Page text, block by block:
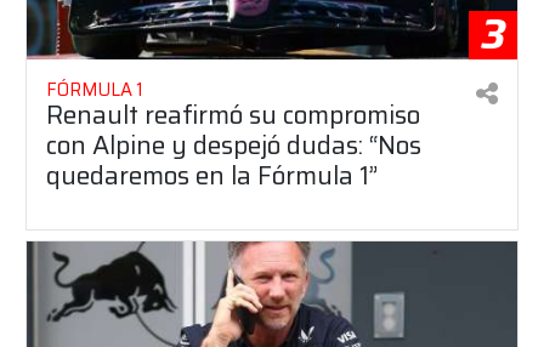
3
FÓRMULA 1
Renault reafirmó su compromiso
con Alpine y despejó dudas: “Nos
quedaremos en la Fórmula 1”